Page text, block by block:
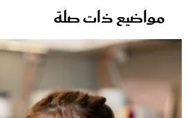
مواضيع ذات صلة